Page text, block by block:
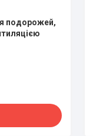
подорожей,